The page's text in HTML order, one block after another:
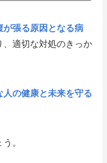
が張る原因となる病
、適切な対処のきっか
人の健康と未来を守る
。